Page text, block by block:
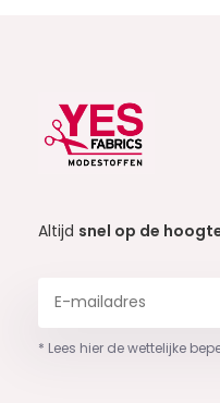
Altijd snel op de
* Lees hier de wettelijke